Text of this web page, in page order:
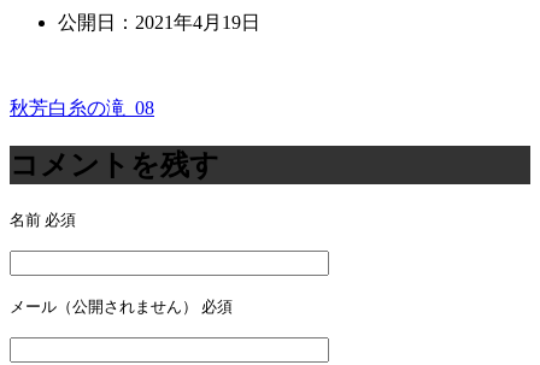
公開日： 2021年4月19日
投
稿
ナ
ビ
ゲ
ー
シ
秋芳白糸の滝_08
コメントを残す
名前 必須
メール（公開されません） 必須